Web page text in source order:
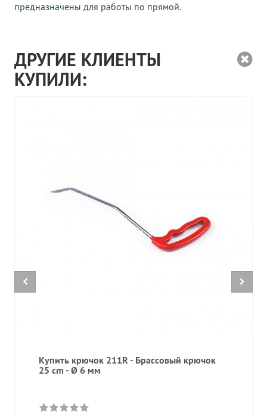
предназначены для работы по прямой.
ДРУГИЕ КЛИЕНТЫ
КУПИЛИ:
Купить крючок 211R - Брассовый крючок
25 cm - Ø 6 мм